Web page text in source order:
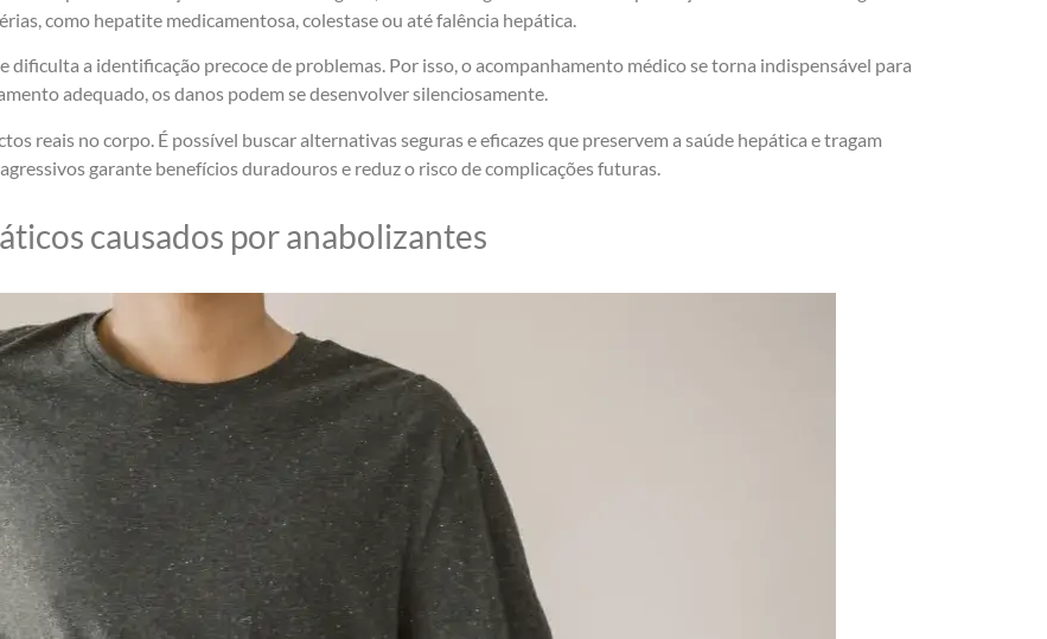
como hepatite medicamentosa, colestase ou até falência hepática.
dificulta a identificação precoce de problemas. Por isso, o acompanhamento médico se torna indispensável para
adequado, os danos podem se desenvolver silenciosamente.
reais no corpo. É possível buscar alternativas seguras e eficazes que preservem a saúde hepática e tragam
garante benefícios duradouros e reduz o risco de complicações futuras.
causados por anabolizantes